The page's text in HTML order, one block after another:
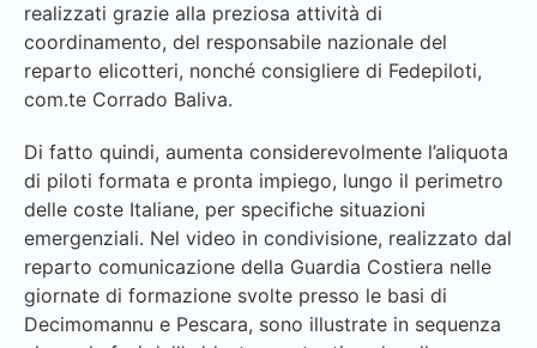
realizzati grazie alla preziosa attività di
coordinamento, del responsabile nazionale del
reparto elicotteri, nonché consigliere di Fedepiloti,
com.te Corrado Baliva.
Di fatto quindi, aumenta considerevolmente l’aliquota
di piloti formata e pronta impiego, lungo il perimetro
delle coste Italiane, per specifiche situazioni
emergenziali. Nel video in condivisione, realizzato dal
reparto comunicazione della Guardia Costiera nelle
giornate di formazione svolte presso le basi di
Decimomannu e Pescara, sono illustrate in sequenza